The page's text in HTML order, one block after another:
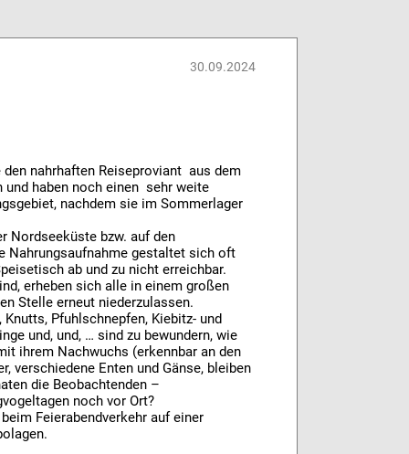
30.09.2024
nahrhaften Reiseproviant aus dem
haben noch einen sehr weite
nachdem sie im Sommerlager
Nordseeküste bzw. auf den
Nahrungsaufnahme gestaltet sich oft
ab und zu nicht erreichbar.
erheben sich alle in einem großen
Stelle erneut niederzulassen.
Pfuhlschnepfen, Kiebitz- und
und, und, … sind zu bewundern, wie
ihrem Nachwuchs (erkennbar an den
verschiedene Enten und Gänse, bleiben
die Beobachtenden –
noch vor Ort?
Feierabendverkehr auf einer